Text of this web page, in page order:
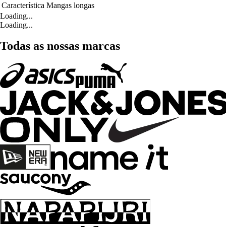
Característica Mangas longas
Loading...
Loading...
Todas as nossas marcas